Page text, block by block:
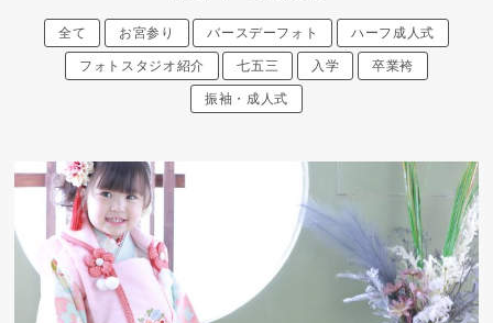
全て お宮参り バースデーフォト
ハーフ成人式
フォトスタジオ紹介
七五三 入学
卒業袴
振袖・成人式